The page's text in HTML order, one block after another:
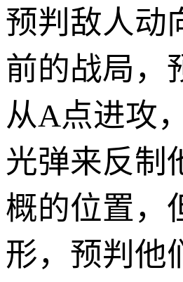
预判敌人动
前的战局，
从A点进攻
光弹来反制
概的位置，
形，预判他